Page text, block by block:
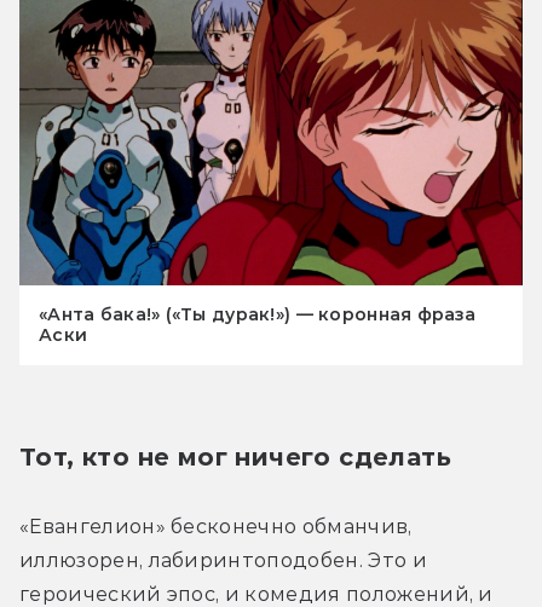
«Анта бака!» («Ты дурак!») — коронная фраза
Аски
Тот, кто не мог ничего сделать
«Евангелион» бесконечно обманчив,
иллюзорен, лабиринтоподобен. Это и
героический эпос, и комедия положений, и